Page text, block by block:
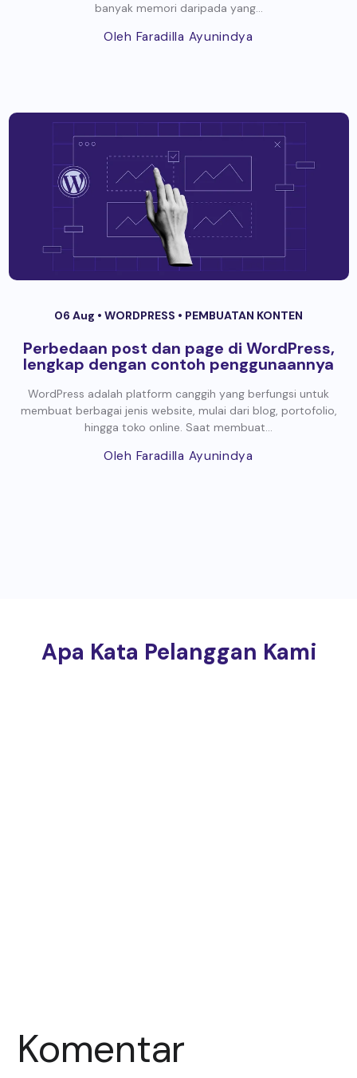
banyak memori daripada yang...
Oleh Faradilla Ayunindya
06 Aug • WORDPRESS • PEMBUATAN KONTEN
Perbedaan post dan page di WordPress,
lengkap dengan contoh penggunaannya
WordPress adalah platform canggih yang berfungsi untuk
membuat berbagai jenis website, mulai dari blog, portofolio,
hingga toko online. Saat membuat...
Oleh Faradilla Ayunindya
Apa Kata Pelanggan Kami
Komentar